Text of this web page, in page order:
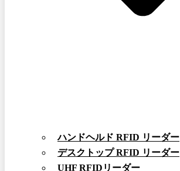
ハンドヘルド RFID リーダー
デスクトップ RFID リーダー
UHF RFIDリーダー